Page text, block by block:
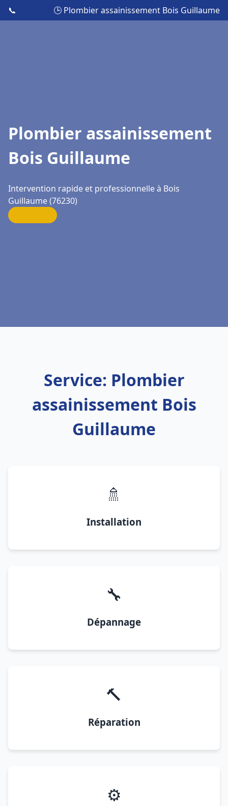
📞 🕒 Plombier assainissement Bois Guillaume
Plombier assainissement
Bois Guillaume
Intervention rapide et professionnelle à Bois
Guillaume (76230)
Service: Plombier
assainissement Bois
Guillaume
🚿
Installation
🔧
Dépannage
🔨
Réparation
⚙️